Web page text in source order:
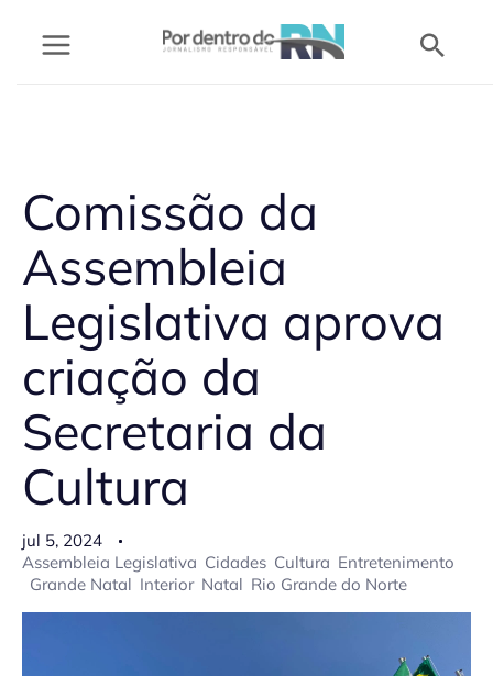
Comissão da
Assembleia
Legislativa aprova
criação da
Secretaria da
Cultura
jul 5, 2024
Assembleia Legislativa Cidades Cultura Entretenimento
Grande Natal Interior Natal Rio Grande do Norte